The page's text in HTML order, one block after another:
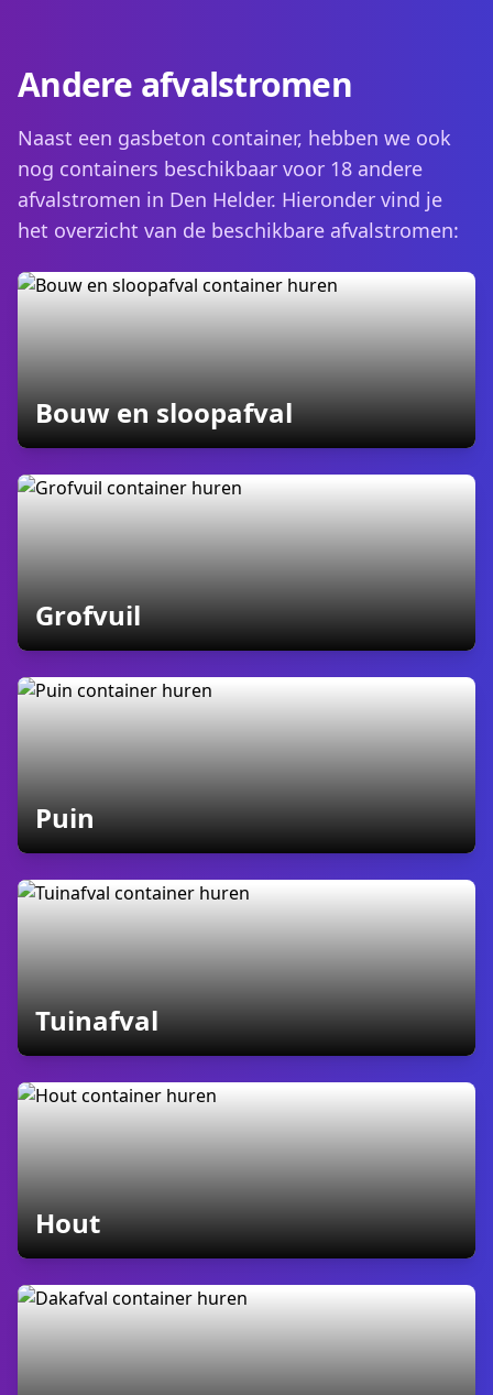
Andere afvalstromen
Naast een gasbeton container, hebben we ook
nog containers beschikbaar voor 18 andere
afvalstromen in Den Helder. Hieronder vind je
het overzicht van de beschikbare afvalstromen:
Bouw en sloopafvalcontainers
Grofvuilcontainers
Puincontainers
Tuinafvalcontainers
Houtcontainers